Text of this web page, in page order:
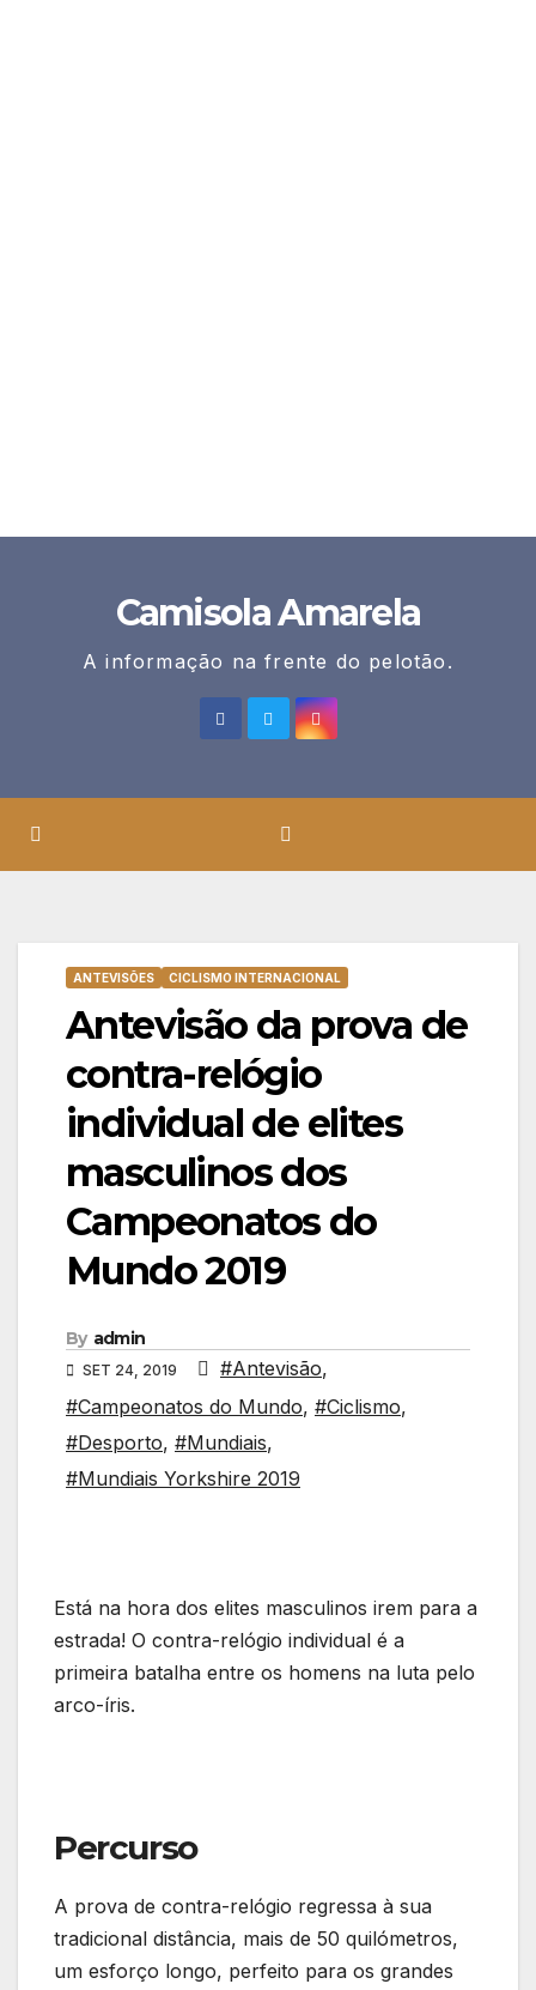
Camisola Amarela
A informação na frente do pelotão.
ANTEVISÕES CICLISMO INTERNACIONAL
Antevisão da prova de
contra-relógio
individual de elites
masculinos dos
Campeonatos do
Mundo 2019
By admin
SET 24, 2019 #Antevisão,
#Campeonatos do Mundo, #Ciclismo,
#Desporto, #Mundiais,
#Mundiais Yorkshire 2019
Está na hora dos elites masculinos irem para a
estrada! O contra-relógio individual é a
primeira batalha entre os homens na luta pelo
arco-íris.
Percurso
A prova de contra-relógio regressa à sua
tradicional distância, mais de 50 quilómetros,
um esforço longo, perfeito para os grandes